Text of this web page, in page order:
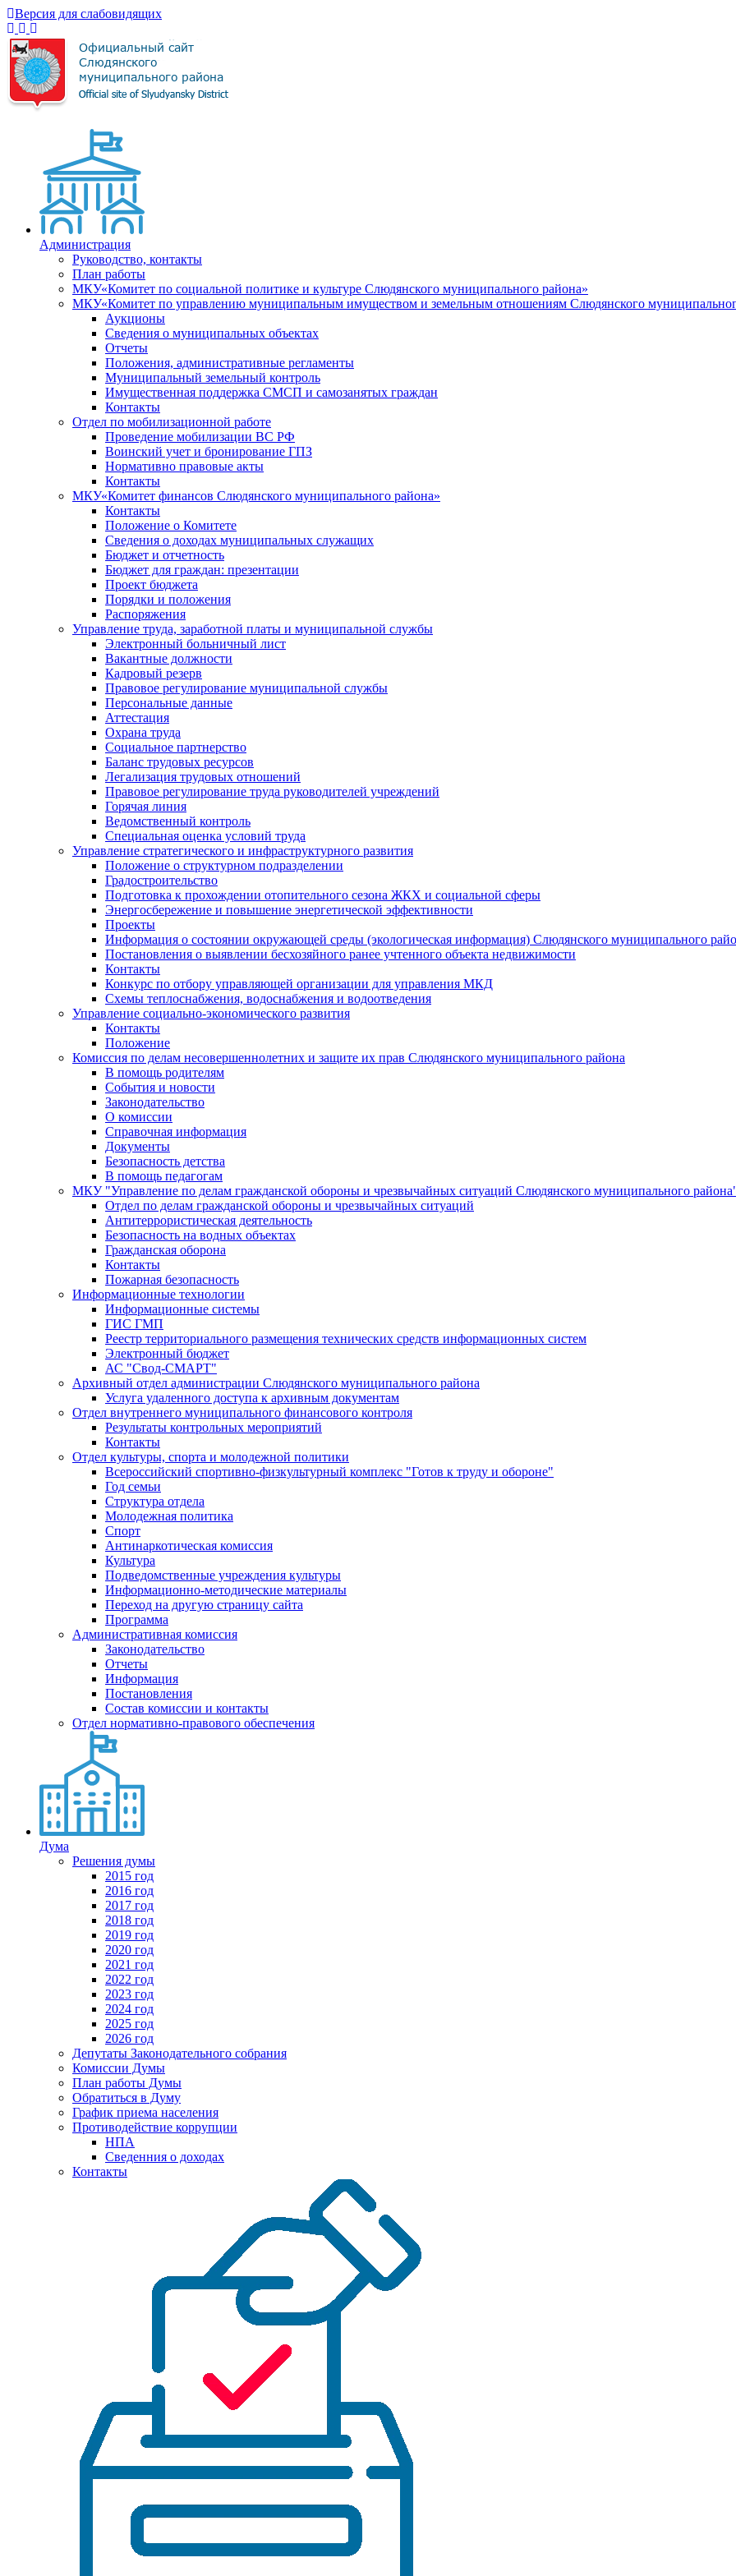
Версия для слабовидящих
Администрация
Руководство, контакты
План работы
МКУ«Комитет по социальной политике и культуре Слюдянского муниципального района»
МКУ«Комитет по управлению муниципальным имуществом и земельным отношениям Слюдянского
Аукционы
Сведения о муниципальных объектах
Отчеты
Положения, административные регламенты
Муниципальный земельный контроль
Имущественная поддержка СМСП и самозанятых граждан
Контакты
Отдел по мобилизационной работе
Проведение мобилизации ВС РФ
Воинский учет и бронирование ГПЗ
Нормативно правовые акты
Контакты
МКУ«Комитет финансов Слюдянского муниципального района»
Контакты
Положение о Комитете
Сведения о доходах муниципальных служащих
Бюджет и отчетность
Бюджет для граждан: презентации
Проект бюджета
Порядки и положения
Распоряжения
Управление труда, заработной платы и муниципальной службы
Электронный больничный лист
Вакантные должности
Кадровый резерв
Правовое регулирование муниципальной службы
Персональные данные
Аттестация
Охрана труда
Социальное партнерство
Баланс трудовых ресурсов
Легализация трудовых отношений
Правовое регулирование труда руководителей учреждений
Горячая линия
Ведомственный контроль
Специальная оценка условий труда
Управление стратегического и инфраструктурного развития
Положение о структурном подразделении
Градостроительство
Подготовка к прохождении отопительного сезона ЖКХ и социальной сферы
Энергосбережение и повышение энергетической эффективности
Проекты
Информация о состоянии окружающей среды (экологическая информация) Слюдянского муниципального
Постановления о выявлении бесхозяйного ранее учтенного объекта недвижимости
Контакты
Конкурс по отбору управляющей организации для управления МКД
Схемы теплоснабжения, водоснабжения и водоотведения
Управление социально-экономического развития
Контакты
Положение
Комиссия по делам несовершеннолетних и защите их прав Слюдянского муниципального района
В помощь родителям
События и новости
Законодательство
О комиссии
Справочная информация
Документы
Безопасность детства
В помощь педагогам
МКУ "Управление по делам гражданской обороны и чрезвычайных ситуаций Слюдянского муниципального
Отдел по делам гражданской обороны и чрезвычайных ситуаций
Антитеррористическая деятельность
Безопасность на водных объектах
Гражданская оборона
Контакты
Пожарная безопасность
Информационные технологии
Информационные системы
ГИС ГМП
Реестр территориального размещения технических средств информационных систем
Электронный бюджет
АС "Свод-СМАРТ"
Архивный отдел администрации Слюдянского муниципального района
Услуга удаленного доступа к архивным документам
Отдел внутреннего муниципального финансового контроля
Результаты контрольных мероприятий
Контакты
Отдел культуры, спорта и молодежной политики
Всероссийский спортивно-физкультурный комплекс "Готов к труду и обороне"
Год семьи
Структура отдела
Молодежная политика
Спорт
Антинаркотическая комиссия
Культура
Подведомственные учреждения культуры
Информационно-методические материалы
Переход на другую страницу сайта
Программа
Административная комиссия
Законодательство
Отчеты
Информация
Постановления
Состав комиссии и контакты
Отдел нормативно-правового обеспечения
Дума
Решения думы
2015 год
2016 год
2017 год
2018 год
2019 год
2020 год
2021 год
2022 год
2023 год
2024 год
2025 год
2026 год
Депутаты Законодательного собрания
Комиссии Думы
План работы Думы
Обратиться в Думу
График приема населения
Противодействие коррупции
НПА
Сведенния о доходах
Контакты